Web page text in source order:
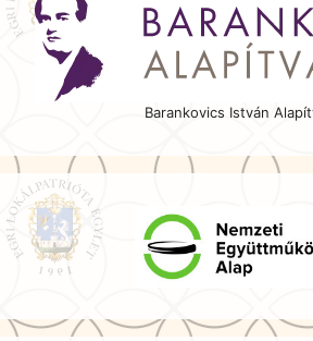
Barankovics István